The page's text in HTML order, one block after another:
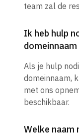
team zal de
Ik heb hulp
domeinnaam
Als je hulp
domeinnaam,
met ons
beschikbaar.
Welke naam